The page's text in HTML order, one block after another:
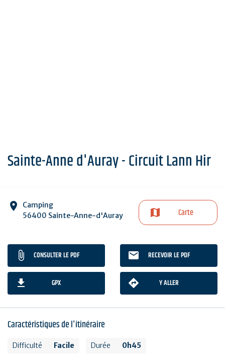
Sainte-Anne d'Auray - Circuit Lann Hir
Camping
56400 Sainte-Anne-d'Auray
Carte
CONSULTER LE PDF RECEVOIR LE PDF
GPX Y ALLER
Caractéristiques de l'itinéraire
Difficulté Facile Durée 0h45